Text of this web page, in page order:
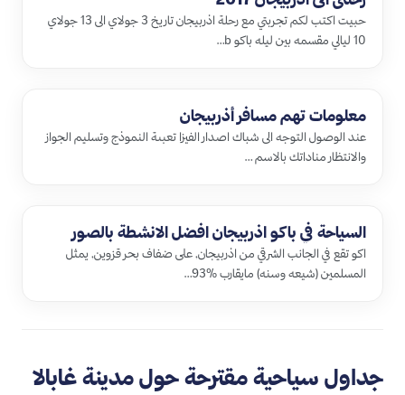
حبيت اكتب لكم تجربتي مع رحلة اذربيجان تاريخ 3 جولاي الى 13 جولاي
10 ليالي مقسمه بين ليله باكو b…
معلومات تهم مسافر أذربيجان
عند الوصول التوجه الى شباك اصدار الفيزا تعبىة النموذج وتسليم الجواز
والانتظار مناداتك بالاسم …
السياحة في باكو اذربيجان افضل الانشطة بالصور
اكو تقع في الجانب الشرقي من اذربيجان, على ضفاف بحر قزوين, يمثل
المسلمين (شيعه وسنه) مايقارب %93…
جداول سياحية مقترحة حول مدينة غابالا